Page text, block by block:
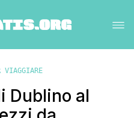
VIAGGIARE
Dublino al